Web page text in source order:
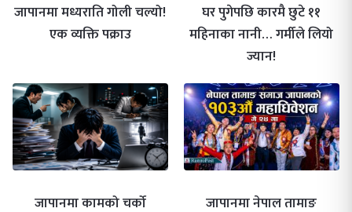
जापानमा मध्यराति गोली चल्यो!
एक व्यक्ति पक्राउ
घर पुगेपछि कारमै छुटे ११
महिनाका नानी… गर्मीले लियो
ज्यान!
जापानमा कामको चर्को
जापानमा नेपाल तामाङ